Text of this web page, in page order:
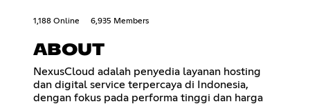
1,188 Online 6,935 Members
ABOUT
NexusCloud adalah penyedia layanan hosting
dan digital service terpercaya di Indonesia,
dengan fokus pada performa tinggi dan harga